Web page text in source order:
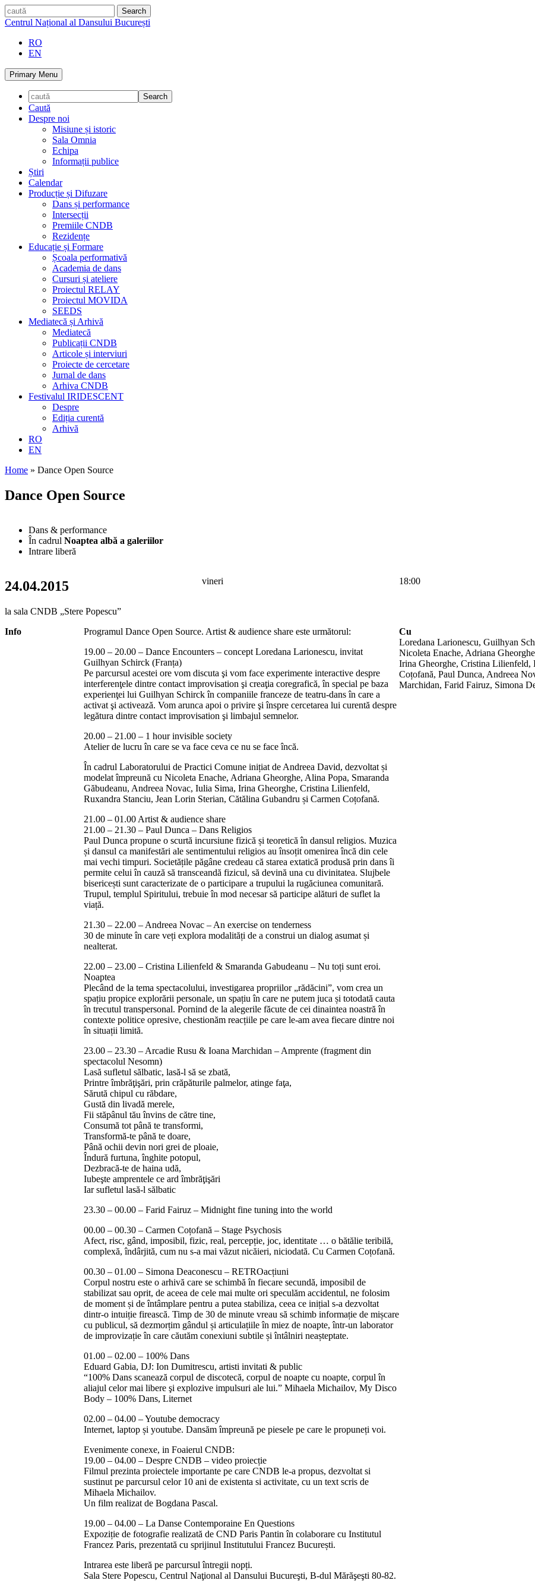
Skip
to
caută
Centrul Național al Dansului București
RO
EN
Primary Menu
Caută
Despre noi
Misiune și istoric
Sala Omnia
Echipa
Informații publice
Știri
Calendar
Producție și Difuzare
Dans și performance
Intersecții
Premiile CNDB
Rezidențe
Educație și Formare
Școala performativă
Academia de dans
Cursuri și ateliere
Proiectul RELAY
Proiectul MOVIDA
SEEDS
Mediatecă și Arhivă
Mediatecă
Publicații CNDB
Articole și interviuri
Proiecte de cercetare
Jurnal de dans
Arhiva CNDB
Festivalul IRIDESCENT
Despre
Ediția curentă
Arhivă
RO
EN
Home » Dance Open Source
Dance Open Source
Dans & performance
În cadrul Noaptea albă a galeriilor
Intrare liberă
24.04.2015 vineri 18:00
la sala CNDB „Stere Popescu”
Info
Programul Dance Open Source. Artist & audience share este următorul:
19.00 – 20.00 – Dance Encounters – concept Loredana Larionescu, invitat
Guilhyan Schirck (Franța)
Pe parcursul acestei ore vom discuta şi vom face experimente interactive despre
interferenţele dintre contact improvisation şi creaţia coregrafică, în special pe baza
experienţei lui Guilhyan Schirck în companiile franceze de teatru-dans în care a
activat şi activează. Vom arunca apoi o privire şi înspre cercetarea lui curentă despre
legătura dintre contact improvisation şi limbajul semnelor.
20.00 – 21.00 – 1 hour invisible society
Atelier de lucru în care se va face ceva ce nu se face încă.
În cadrul Laboratorului de Practici Comune inițiat de Andreea David, dezvoltat și
modelat împreună cu Nicoleta Enache, Adriana Gheorghe, Alina Popa, Smaranda
Găbudeanu, Andreea Novac, Iulia Sima, Irina Gheorghe, Cristina Lilienfeld,
Ruxandra Stanciu, Jean Lorin Sterian, Cătălina Gubandru și Carmen Coțofană.
21.00 – 01.00 Artist & audience share
21.00 – 21.30 – Paul Dunca – Dans Religios
Paul Dunca propune o scurtă incursiune fizică și teoretică în dansul religios. Muzica
și dansul ca manifestări ale sentimentului religios au însoțit omenirea încă din cele
mai vechi timpuri. Societățile păgâne credeau că starea extatică produsă prin dans îi
permite celui în cauză să transceandă fizicul, să devină una cu divinitatea. Slujbele
bisericești sunt caracterizate de o participare a trupului la rugăciunea comunitară.
Trupul, templul Spiritului, trebuie în mod necesar să participe alături de suflet la
viață.
21.30 – 22.00 – Andreea Novac – An exercise on tenderness
30 de minute în care veți explora modalități de a construi un dialog asumat și
nealterat.
22.00 – 23.00 – Cristina Lilienfeld & Smaranda Gabudeanu – Nu toți sunt eroi.
Noaptea
Plecând de la tema spectacolului, investigarea propriilor „rădăcini”, vom crea un
spațiu propice explorării personale, un spațiu în care ne putem juca și totodată cauta
în trecutul transpersonal. Pornind de la alegerile făcute de cei dinaintea noastră în
contexte politice opresive, chestionăm reacțiile pe care le-am avea fiecare dintre noi
în situații limită.
23.00 – 23.30 – Arcadie Rusu & Ioana Marchidan – Amprente (fragment din
spectacolul Nesomn)
Lasă sufletul sălbatic, lasă-l să se zbată,
Printre îmbrăţişări, prin crăpăturile palmelor, atinge faţa,
Sărută chipul cu răbdare,
Gustă din livadă merele,
Fii stăpânul tău învins de către tine,
Consumă tot până te transformi,
Transformă-te până te doare,
Până ochii devin nori grei de ploaie,
Îndură furtuna, înghite potopul,
Dezbracă-te de haina udă,
Iubeşte amprentele ce ard îmbrăţişări
Iar sufletul lasă-l sălbatic
23.30 – 00.00 – Farid Fairuz – Midnight fine tuning into the world
00.00 – 00.30 – Carmen Coțofană – Stage Psychosis
Afect, risc, gând, imposibil, fizic, real, percepție, joc, identitate … o bătălie teribilă,
complexă, îndârjită, cum nu s-a mai văzut nicăieri, niciodată. Cu Carmen Coțofană.
00.30 – 01.00 – Simona Deaconescu – RETROacțiuni
Corpul nostru este o arhivă care se schimbă în fiecare secundă, imposibil de
stabilizat sau oprit, de aceea de cele mai multe ori speculăm accidentul, ne folosim
de moment și de întâmplare pentru a putea stabiliza, ceea ce inițial s-a dezvoltat
dintr-o intuiție firească. Timp de 30 de minute vreau să schimb informație de mișcare
cu publicul, să dezmorțim gândul și articulațiile în miez de noapte, într-un laborator
de improvizație în care căutăm conexiuni subtile și întâlniri neașteptate.
01.00 – 02.00 – 100% Dans
Eduard Gabia, DJ: Ion Dumitrescu, artisti invitati & public
“100% Dans scanează corpul de discotecă, corpul de noapte cu noapte, corpul în
aliajul celor mai libere şi explozive impulsuri ale lui.” Mihaela Michailov, My Disco
Body – 100% Dans, Liternet
02.00 – 04.00 – Youtube democracy
Internet, laptop și youtube. Dansăm împreună pe piesele pe care le propuneți voi.
Evenimente conexe, in Foaierul CNDB:
19.00 – 04.00 – Despre CNDB – video proiecție
Filmul prezinta proiectele importante pe care CNDB le-a propus, dezvoltat si
sustinut pe parcursul celor 10 ani de existenta si activitate, cu un text scris de
Mihaela Michailov.
Un film realizat de Bogdana Pascal.
19.00 – 04.00 – La Danse Contemporaine En Questions
Expoziție de fotografie realizată de CND Paris Pantin în colaborare cu Institutul
Francez Paris, prezentată cu sprijinul Institutului Francez București.
Intrarea este liberă pe parcursul întregii nopți.
Sala Stere Popescu, Centrul Naţional al Dansului Bucureşti, B-dul Mărăşeşti 80-82.
Cu
Loredana Larionescu, Guilhyan
Nicoleta Enache, Adriana
Irina Gheorghe, Cristina Lilienfeld,
Coțofană, Paul Dunca, Andreea
Marchidan, Farid Fairuz, Simona